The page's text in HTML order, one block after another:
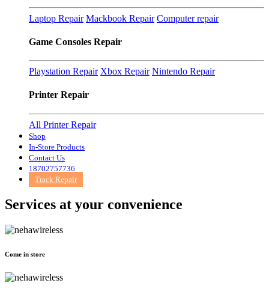
Laptop Repair Mackbook Repair Computer repair
Game Consoles Repair
Playstation Repair Xbox Repair Nintendo Repair
Printer Repair
All Printer Repair
Shop
In-Store Products
Contact Us
18702757736
Track Repair
Services at your convenience
Come in store